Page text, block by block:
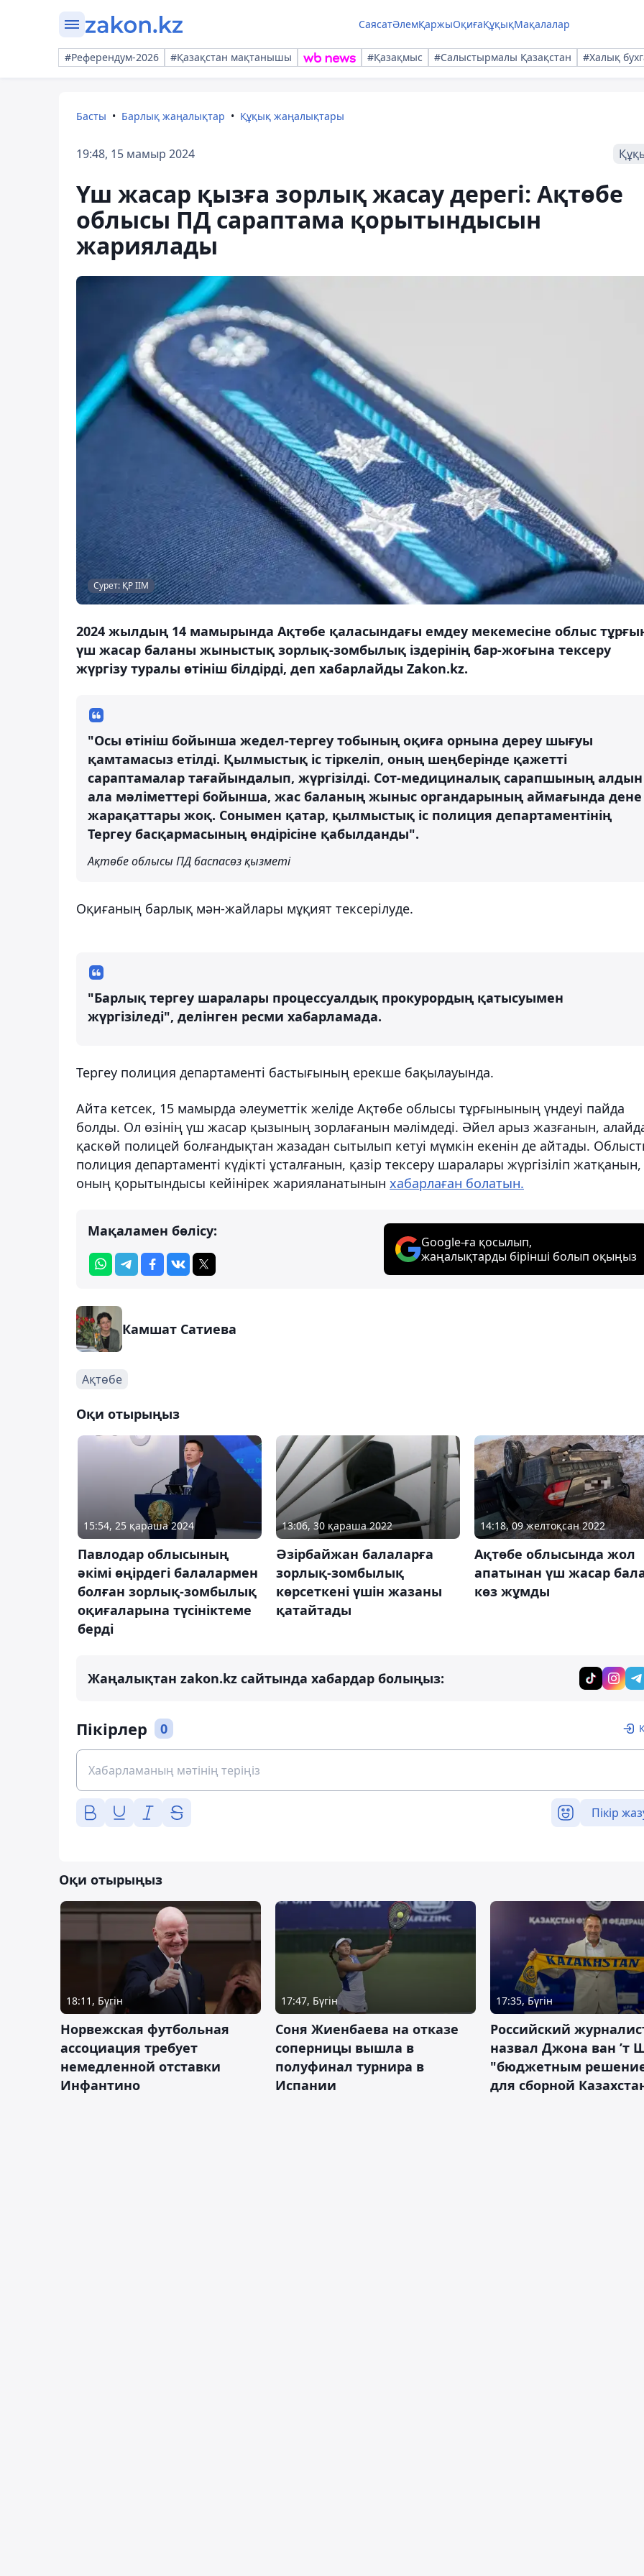
СаясатӘлемҚаржыОқиғаҚұқықМақалалар
#Референдум-2026 #Қазақстан мақтанышы #Қазақмыс #Салыстырмалы Қазақстан #Халық
Басты Барлық жаңалықтар Құқық жаңалықтары
19:48, 15 мамыр 2024
Үш жасар қызға зорлық жасау дерегі: Ақтөбе
облысы ПД сараптама қорытындысын
жариялады
Сурет: ҚР ІІМ
2024 жылдың 14 мамырында Ақтөбе қаласындағы емдеу мекемесіне облыс
үш жасар баланы жыныстық зорлық-зомбылық іздерінің бар-жоғына тексеру
жүргізу туралы өтініш білдірді, деп хабарлайды Zakon.kz.
"Осы өтініш бойынша жедел-тергеу тобының оқиға орнына дереу шығуы
қамтамасыз етілді. Қылмыстық іс тіркеліп, оның шеңберінде қажетті
сараптамалар тағайындалып, жүргізілді. Сот-медициналық сарапшының алдын
ала мәліметтері бойынша, жас баланың жыныс органдарының аймағында дене
жарақаттары жоқ. Сонымен қатар, қылмыстық іс полиция департаментінің
Тергеу басқармасының өндірісіне қабылданды".
Ақтөбе облысы ПД баспасөз қызметі
Оқиғаның барлық мән-жайлары мұқият тексерілуде.
"Барлық тергеу шаралары процессуалдық прокурордың қатысуымен
жүргізіледі", делінген ресми хабарламада.
Тергеу полиция департаменті бастығының ерекше бақылауында.
Айта кетсек, 15 мамырда әлеуметтік желіде Ақтөбе облысы тұрғынының үндеуі пайда
болды. Ол өзінің үш жасар қызының зорлағанын мәлімдеді. Әйел арыз жазғанын,
қаскөй полицей болғандықтан жазадан сытылып кетуі мүмкін екенін де айтады.
полиция департаменті күдікті ұсталғанын, қазір тексеру шаралары жүргізіліп жатқанын,
оның қорытындысы кейінірек жарияланатынын хабарлаған болатын.
Мақаламен бөлісу:
Google-ға қосылып,
жаңалықтарды бірінші болып оқыңыз
Камшат Сатиева
Ақтөбе
Оқи отырыңыз
15:54, 25 қараша 2024
Павлодар облысының
әкімі өңірдегі балалармен
болған зорлық-зомбылық
оқиғаларына түсініктеме
берді
13:06, 30 қараша 2022
Әзірбайжан балаларға
зорлық-зомбылық
көрсеткені үшін жазаны
қатайтады
14:18, 09 желтоқсан 2022
Ақтөбе облысында жол
апатынан үш жасар
көз жұмды
Жаңалықтан zakon.kz сайтында хабардар болыңыз:
Пікірлер 0
Пікір
Оқи отырыңыз
18:11, Бүгін
Норвежская футбольная
ассоциация требует
немедленной отставки
Инфантино
17:47, Бүгін
Соня Жиенбаева на отказе
соперницы вышла в
полуфинал турнира в
Испании
17:35, Бүгін
Российский
назвал Джона ван ’т
"бюджетным
для сборной